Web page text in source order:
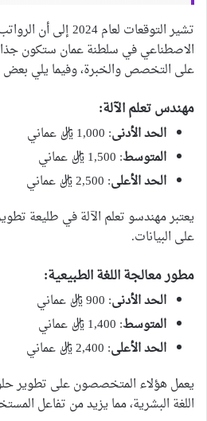
تشير التوقعات لعام
الاصطناعي في سلطنة عمان ستكون
على التخصص والخبرة، وفيما يلي بعض
مهندس تعلم الآلة:
الحد الأدنى: 1,000 ريال عماني
المتوسط: 1,500 ريال عماني
الحد الأعلى: 2,500 ريال عماني
يعتبر مهندسو تعلم الآلة في طليعة
على البيانات.
مطور معالجة اللغة الطبيعية:
الحد الأدنى: 900 ريال عماني
المتوسط: 1,400 ريال عماني
الحد الأعلى: 2,400 ريال عماني
يعمل هؤلاء المتخصصون على تطوير
اللغة البشرية، مما يزيد من تفاعل